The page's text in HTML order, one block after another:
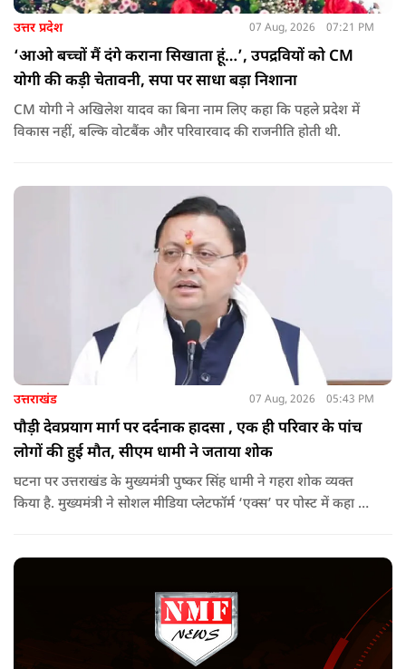
उत्तर प्रदेश 07 Aug, 2026 07:21 PM
‘आओ बच्चों मैं दंगे कराना सिखाता हूं…’, उपद्रवियों को CM
योगी की कड़ी चेतावनी, सपा पर साधा बड़ा निशाना
CM योगी ने अखिलेश यादव का बिना नाम लिए कहा कि पहले प्रदेश में
विकास नहीं, बल्कि वोटबैंक और परिवारवाद की राजनीति होती थी.
उत्तराखंड 07 Aug, 2026 05:43 PM
पौड़ी देवप्रयाग मार्ग पर दर्दनाक हादसा , एक ही परिवार के पांच
लोगों की हुई मौत, सीएम धामी ने जताया शोक
घटना पर उत्तराखंड के मुख्यमंत्री पुष्कर सिंह धामी ने गहरा शोक व्यक्त
किया है. मुख्यमंत्री ने सोशल मीडिया प्लेटफॉर्म ‘एक्स’ पर पोस्ट में कहा कि
उपचार तथा गंभीर रूप से घायलों को आवश्यकता पड़ने पर एयरलिफ्ट कर
उच्च चिकित्सा केंद्रों में रेफर करने के निर्देश दिए हैं.